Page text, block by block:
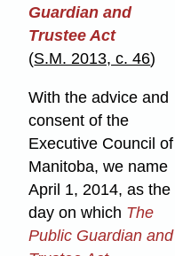
Guardian and
Trustee Act
(S.M. 2013, c. 46)
With the advice and
consent of the
Executive Council of
Manitoba, we name
April 1, 2014, as the
day on which The
Public Guardian and